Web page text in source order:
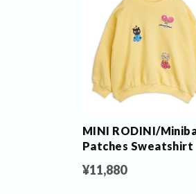
MINI RODINI/
Patches Sweatshirt
¥11,880